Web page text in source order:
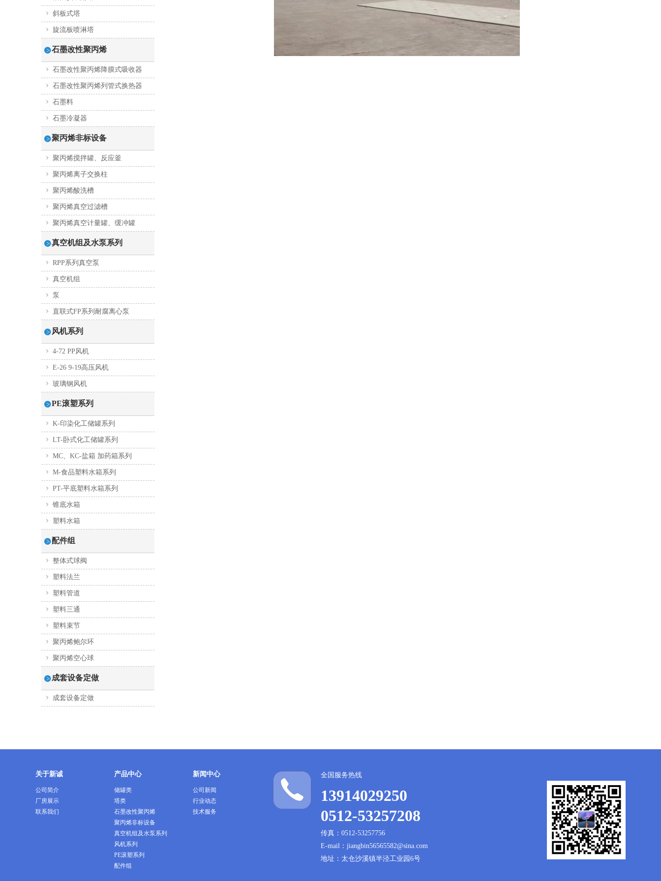
斜板式塔
旋流板喷淋塔
石墨改性聚丙烯
石墨改性聚丙烯降膜式吸收器
石墨改性聚丙烯列管式换热器
石墨料
石墨冷凝器
聚丙烯非标设备
聚丙烯搅拌罐、反应釜
聚丙烯离子交换柱
聚丙烯酸洗槽
聚丙烯真空过滤槽
聚丙烯真空计量罐、缓冲罐
真空机组及水泵系列
RPP系列真空泵
真空机组
泵
直联式FP系列耐腐离心泵
风机系列
4-72 PP风机
E-26 9-19高压风机
玻璃钢风机
PE滚塑系列
K-印染化工储罐系列
LT-卧式化工储罐系列
MC、KC-盐箱 加药箱系列
M-食品塑料水箱系列
PT-平底塑料水箱系列
锥底水箱
塑料水箱
配件组
整体式球阀
塑料法兰
塑料管道
塑料三通
塑料束节
聚丙烯鲍尔环
聚丙烯空心球
成套设备定做
成套设备定做
关于新诚
公司简介
厂房展示
联系我们
产品中心
储罐类
塔类
石墨改性聚丙烯
聚丙烯非标设备
真空机组及水泵系列
风机系列
PE滚塑系列
配件组
新闻中心
公司新闻
行业动态
技术服务
全国服务热线
13914029250
0512-53257208
传真：0512-53257756
E-mail：jiangbin56565582@sina.com
地址：太仓沙溪镇半泾工业园6号